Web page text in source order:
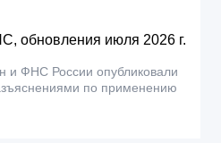
обновления июля 2026 г.
ФНС России опубликовали
по применению